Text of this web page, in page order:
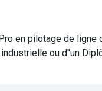
en pilotage de ligne
ou d''un